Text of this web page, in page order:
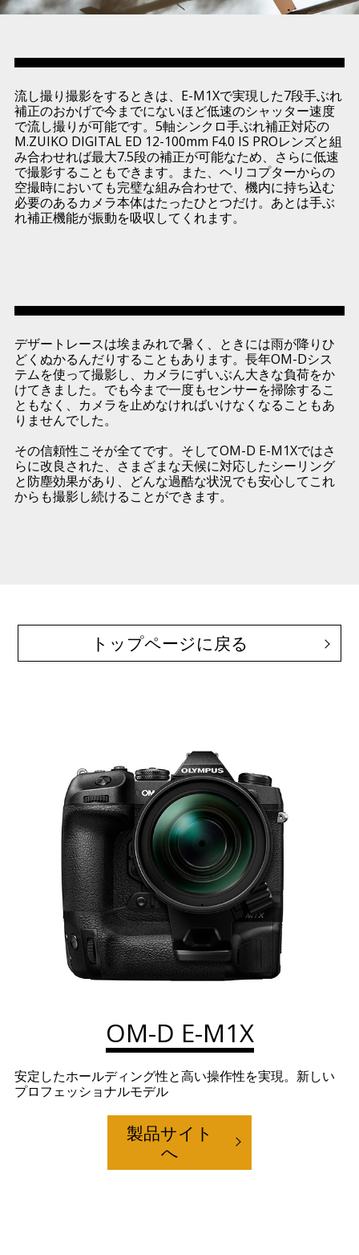
流し撮り撮影をするときは、E-M1Xで実現した7段手ぶれ
補正のおかげで今までにないほど低速のシャッター速度
で流し撮りが可能です。5軸シンクロ手ぶれ補正対応の
M.ZUIKO DIGITAL ED 12-100mm F4.0 IS PROレンズと組
み合わせれば最大7.5段の補正が可能なため、さらに低速
で撮影することもできます。また、ヘリコプターからの
空撮時においても完璧な組み合わせで、機内に持ち込む
必要のあるカメラ本体はたったひとつだけ。あとは手ぶ
れ補正機能が振動を吸収してくれます。
デザートレースは埃まみれで暑く、ときには雨が降りひ
どくぬかるんだりすることもあります。長年OM-Dシス
テムを使って撮影し、カメラにずいぶん大きな負荷をか
けてきました。でも今まで一度もセンサーを掃除するこ
ともなく、カメラを止めなければいけなくなることもあ
りませんでした。
その信頼性こそが全てです。そしてOM-D E-M1Xではさ
らに改良された、さまざまな天候に対応したシーリング
と防塵効果があり、どんな過酷な状況でも安心してこれ
からも撮影し続けることができます。
トップページに戻る
OM-D E-M1X
安定したホールディング性と高い操作性を実現。新しい
プロフェッショナルモデル
製品サイト
へ